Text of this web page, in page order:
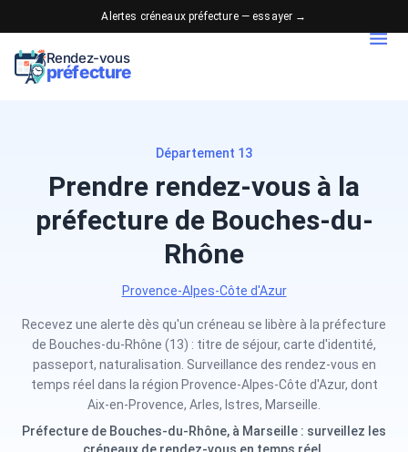
Alertes créneaux préfecture — essayer →
Rendez-vous
préfecture
Département 13
Prendre rendez-vous à la
préfecture de Bouches-du-
Rhône
Provence-Alpes-Côte d'Azur
Recevez une alerte dès qu'un créneau se libère à la préfecture
de Bouches-du-Rhône (13) : titre de séjour, carte d'identité,
passeport, naturalisation. Surveillance des rendez-vous en
temps réel dans la région Provence-Alpes-Côte d'Azur, dont
Aix-en-Provence, Arles, Istres, Marseille.
Préfecture de Bouches-du-Rhône, à Marseille : surveillez les